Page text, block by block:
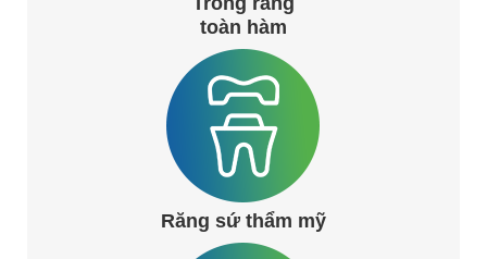
toàn hàm
Răng sứ thẩm mỹ